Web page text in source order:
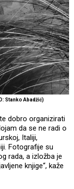
Stanko Abadžić)
dobro organizirati
da se ne radi o
Italiji,
Fotografije su
rada, a izložba je
knjige“, kaže